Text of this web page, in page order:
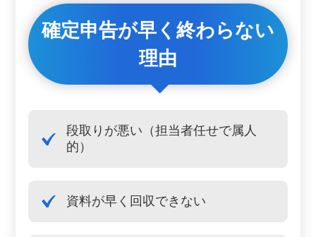
確定申告が早く終わらない
理由
段取りが悪い（担当者任せで属人
的）
資料が早く回収できない